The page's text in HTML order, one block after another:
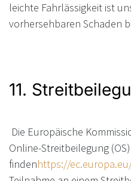
leichte Fahrlässigkeit ist
vorhersehbaren Schaden
11.
Die Europäische
Online-Streitbeilegung
findenhttps://